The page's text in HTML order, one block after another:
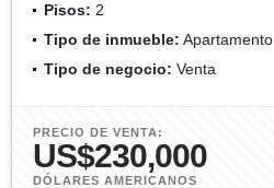
Pisos: 2
Tipo de inmueble: Apartamento
Tipo de negocio: Venta
PRECIO DE VENTA:
US$230,000
DÓLARES AMERICANOS